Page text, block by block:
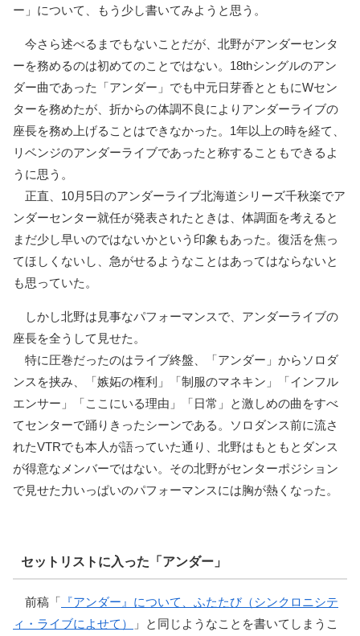
ー」について、もう少し書いてみようと思う。
今さら述べるまでもないことだが、北野がアンダーセンタ
ーを務めるのは初めてのことではない。18thシングルのアン
ダー曲であった「アンダー」でも中元日芽香とともにWセン
ターを務めたが、折からの体調不良によりアンダーライブの
座長を務め上げることはできなかった。1年以上の時を経て、
リベンジのアンダーライブであったと称することもできるよ
うに思う。
正直、10月5日のアンダーライブ北海道シリーズ千秋楽でア
ンダーセンター就任が発表されたときは、体調面を考えると
まだ少し早いのではないかという印象もあった。復活を焦っ
てほしくないし、急がせるようなことはあってはならないと
も思っていた。
しかし北野は見事なパフォーマンスで、アンダーライブの
座長を全うして見せた。
特に圧巻だったのはライブ終盤、「アンダー」からソロダ
ンスを挟み、「嫉妬の権利」「制服のマネキン」「インフル
エンサー」「ここにいる理由」「日常」と激しめの曲をすべ
てセンターで踊りきったシーンである。ソロダンス前に流さ
れたVTRでも本人が語っていた通り、北野はもともとダンス
が得意なメンバーではない。その北野がセンターポジション
で見せた力いっぱいのパフォーマンスには胸が熱くなった。
セットリストに入った「アンダー」
前稿「 『アンダー』について、ふたたび（シンクロニシテ
ィ・ライブによせて）
」と同じようなことを書いてしまうこ